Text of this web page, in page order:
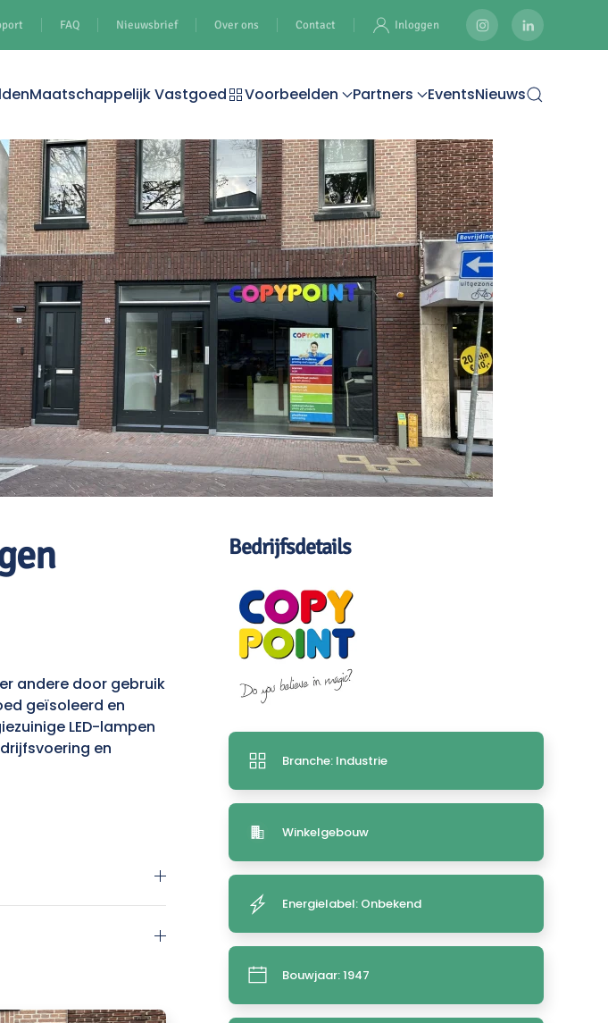
FAQ Nieuwsbrief Over ons Contact Inloggen
Maatschappelijk Vastgoed Voorbeelden Partners EventsNieuws
andere door gebruik
geïsoleerd en
LED-lampen
en
Bedrijfsdetails
Branche: Industrie
Winkelgebouw
Energielabel: Onbekend
Bouwjaar: 1947